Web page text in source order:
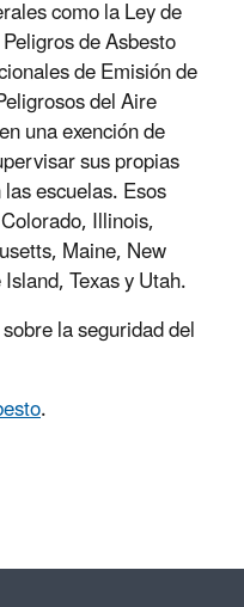
como la Ley de
de Asbesto
de Emisión de
del Aire
una exención de
sus propias
escuelas. Esos
Illinois,
Maine, New
Texas y Utah.
la seguridad del
.